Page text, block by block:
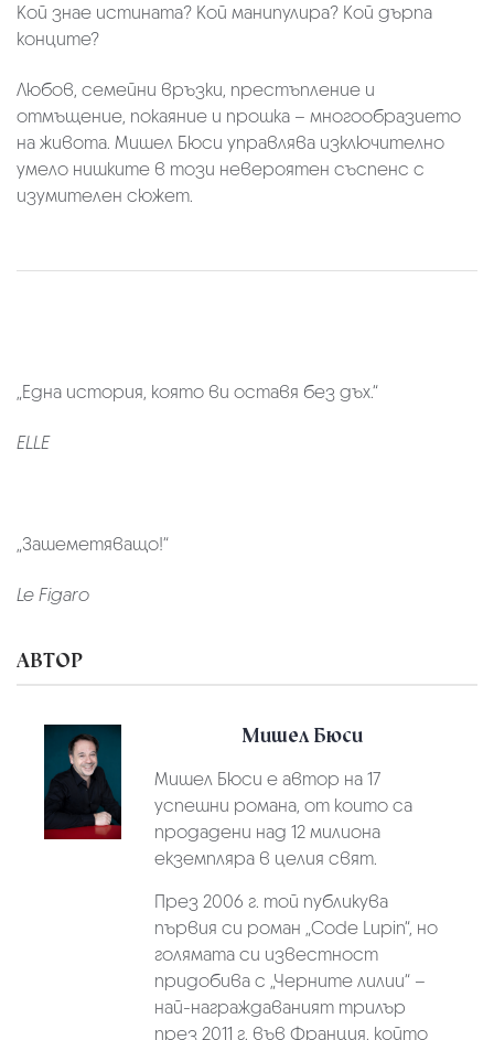
Кой знае истината? Кой манипулира? Кой дърпа
конците?
Любов, семейни връзки, престъпление и
отмъщение, покаяние и прошка – многообразието
на живота. Мишел Бюси управлява изключително
умело нишките в този невероятен съспенс с
изумителен сюжет.
„Една история, която ви оставя без дъх.“
ELLE
„Зашеметяващо!“
LeFigaro
АВТОР
Мишел Бюси
Мишел Бюси е автор на 17
успешни романа, от които са
продадени над 12 милиона
екземпляра в целия свят.
През 2006 г. той публикува
първия си роман „Code Lupin“, но
голямата си известност
придобива с „Черните лилии“ –
най-награждаваният трилър
през 2011 г. във Франция, който